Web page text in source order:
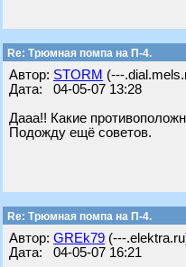
Re: Трюмная помпа на П-4.
Автор: STORM (---
Дата: 04-05-07 13:28
Дааа!! Какие
Подожду ещё советов.
Re: Трюмная помпа на П-4.
Автор: GREk79 (---
Дата: 04-05-07 16:21